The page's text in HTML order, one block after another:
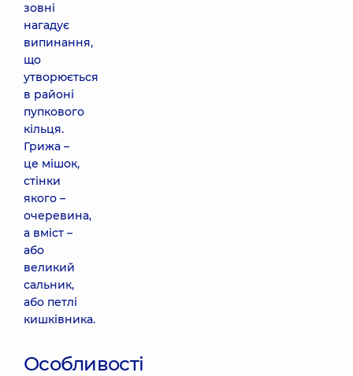
зовні
нагадує
випинання,
що
утворюється
в районі
пупкового
кільця.
Грижа –
це мішок,
стінки
якого –
очеревина,
а вміст –
або
великий
сальник,
або петлі
кишківника.
Особливості